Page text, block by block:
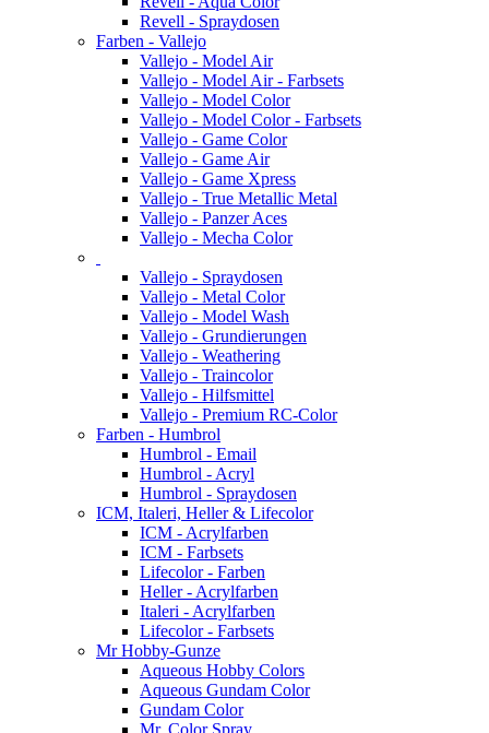
Revell - Spraydosen
Farben - Vallejo
Vallejo - Model Air
Vallejo - Model Air - Farbsets
Vallejo - Model Color
Vallejo - Model Color - Farbsets
Vallejo - Game Color
Vallejo - Game Air
Vallejo - Game Xpress
Vallejo - True Metallic Metal
Vallejo - Panzer Aces
Vallejo - Mecha Color
Vallejo - Spraydosen
Vallejo - Metal Color
Vallejo - Model Wash
Vallejo - Grundierungen
Vallejo - Weathering
Vallejo - Traincolor
Vallejo - Hilfsmittel
Vallejo - Premium RC-Color
Farben - Humbrol
Humbrol - Email
Humbrol - Acryl
Humbrol - Spraydosen
ICM, Italeri, Heller & Lifecolor
ICM - Acrylfarben
ICM - Farbsets
Lifecolor - Farben
Heller - Acrylfarben
Italeri - Acrylfarben
Lifecolor - Farbsets
Mr Hobby-Gunze
Aqueous Hobby Colors
Aqueous Gundam Color
Gundam Color
Mr. Color Spray